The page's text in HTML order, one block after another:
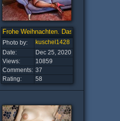
Frohe Weihnachten. Das Geschenk ist
Photo by:
kuschel1428
Date:
Dec 25, 2020
Views:
10859
Comments: 37
Rating:
58